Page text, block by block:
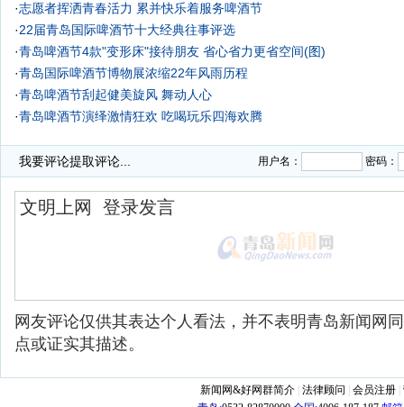
·志愿者挥洒青春活力 累并快乐着服务啤酒节
·22届青岛国际啤酒节十大经典往事评选
·青岛啤酒节4款"变形床"接待朋友 省心省力更省空间(图)
·青岛国际啤酒节博物展浓缩22年风雨历程
·青岛啤酒节刮起健美旋风 舞动人心
·青岛啤酒节演绎激情狂欢 吃喝玩乐四海欢腾
我要评论提取评论... 用户名： 密码：
网友评论仅供其表达个人看法，并不表明青岛新闻网
点或证实其描述。